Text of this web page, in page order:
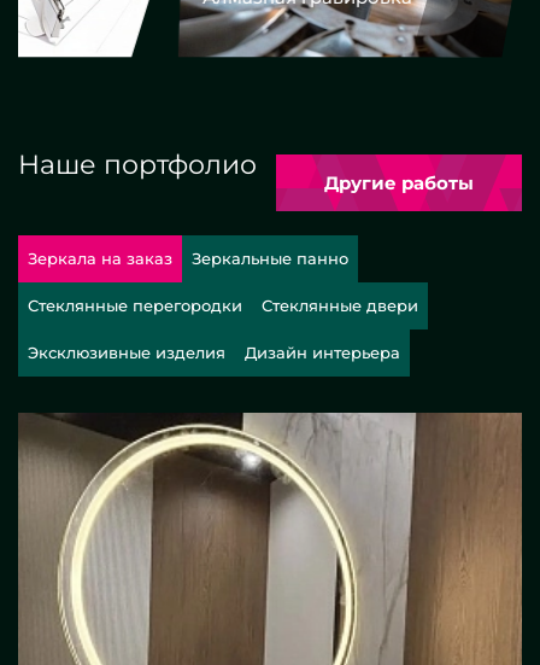
Наше портфолио
Другие работы
Зеркала на заказ Зеркальные панно
Стеклянные перегородки Стеклянные двери
Эксклюзивные изделия Дизайн интерьера